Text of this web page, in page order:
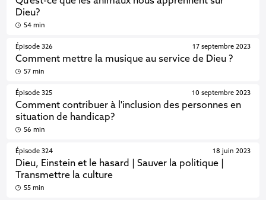
Dieu?
54 min
Épisode 326
Comment mettre la musique au service de Dieu ?
17 septembre 2023
57 min
Épisode 325
Comment contribuer à l'inclusion des personnes en
situation de handicap?
10 septembre 2023
56 min
Épisode 324
Dieu, Einstein et le hasard | Sauver la politique |
Transmettre la culture
18 juin 2023
55 min